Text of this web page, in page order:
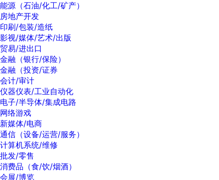
能源（石油/化工/矿产）
房地产开发
印刷/包装/造纸
影视/媒体/艺术/出版
贸易/进出口
金融（银行/保险）
金融（投资/证券
会计/审计
仪器仪表/工业自动化
电子/半导体/集成电路
网络游戏
新媒体/电商
通信（设备/运营/服务）
计算机系统/维修
批发/零售
消费品（食/饮/烟酒）
会展/博览